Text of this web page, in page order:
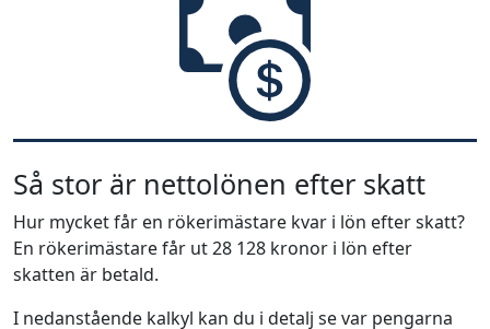
Så stor är nettolönen efter skatt
Hur mycket får en rökerimästare kvar i lön efter skatt?
En rökerimästare får ut 28 128 kronor i lön efter
skatten är betald.
I nedanstående kalkyl kan du i detalj se var pengarna